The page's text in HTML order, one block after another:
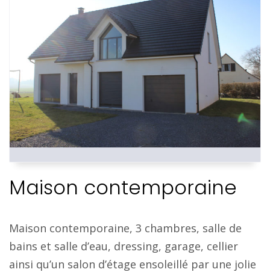
Maison contemporaine
Maison contemporaine, 3 chambres, salle de
bains et salle d’eau, dressing, garage, cellier
ainsi qu’un salon d’étage ensoleillé par une jolie